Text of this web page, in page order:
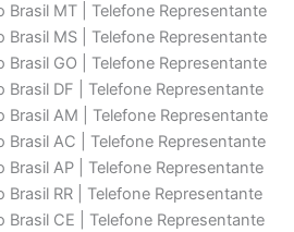
Brasil MT | Telefone Representante
Brasil MS | Telefone Representante
GO | Telefone Representante
DF | Telefone Representante
Brasil AM | Telefone Representante
Brasil AC | Telefone Representante
AP | Telefone Representante
RR | Telefone Representante
CE | Telefone Representante